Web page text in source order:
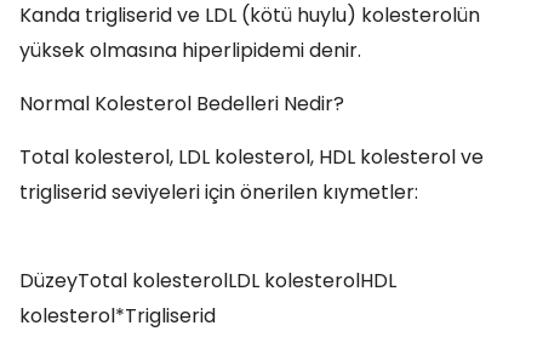
Kanda trigliserid ve LDL (kötü huylu) kolesterolün
yüksek olmasına hiperlipidemi denir.
Normal Kolesterol Bedelleri Nedir?
Total kolesterol, LDL kolesterol, HDL kolesterol ve
trigliserid seviyeleri için önerilen kıymetler:
DüzeyTotal kolesterolLDL kolesterolHDL
kolesterol*Trigliserid